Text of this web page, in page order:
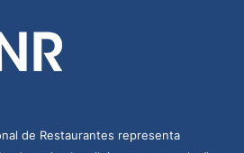
de Restaurantes representa